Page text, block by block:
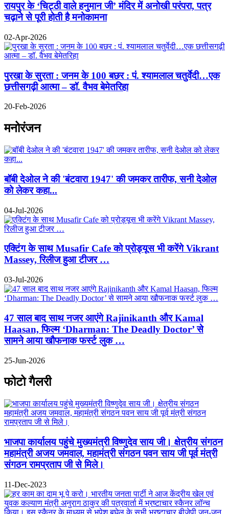
रायपुर के ‘चिट्ठी वाले हनुमान जी’ मंदिर में अनोखी परंपरा, पत्र
चढ़ाने से पूरी होती है मनोकामना
02-Apr-2026
पुरखा के सुरता : जनम के 100 बछर : पं. श्यामलाल चतुर्वेदी…एक
छत्तीसगढ़ी आत्मा – डॉ. वैभव बेमेतरिहा
20-Feb-2026
मनोरंजन
बॉबी देओल ने की 'बंटवारा 1947' की जमकर तारीफ, सनी देओल
को लेकर कहा...
04-Jul-2026
एक्टिंग के साथ Musafir Cafe को प्रोड्यूस भी करेंगे Vikrant
Massey, रिलीज हुआ टीजर …
03-Jul-2026
47 साल बाद साथ नजर आएंगे Rajinikanth और Kamal
Haasan, फिल्म ‘Dharman: The Deadly Doctor’ से
सामने आया खौफनाक फर्स्ट लुक …
25-Jun-2026
फोटो गैलरी
भाजपा कार्यालय पहुंचे मुख्यमंत्री विष्णुदेव साय जी। क्षेत्रीय संगठन
महामंत्री अजय जमवाल, महामंत्री संगठन पवन साय जी पूर्व मंत्री
संगठन रामप्रताप जी से मिले।
11-Dec-2023